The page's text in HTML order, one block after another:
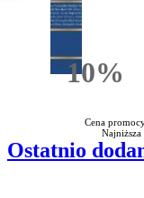
10%
Cena
Ostatnio